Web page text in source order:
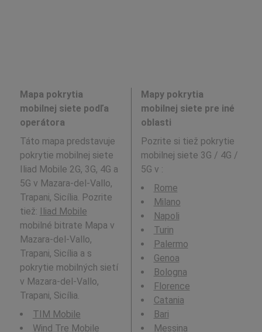
Mapa pokrytia
mobilnej siete podľa
operátora
Táto mapa predstavuje
pokrytie mobilnej siete
Iliad Mobile 2G, 3G, 4G a
5G v Mazara-del-Vallo,
Trapani, Sicília. Pozrite
tiež: Iliad Mobile
mobilné bitrate Mapa v
Mazara-del-Vallo,
Trapani, Sicília a s
pokrytie mobilných sietí
v Mazara-del-Vallo,
Trapani, Sicília.
TIM Mobile
Wind Tre Mobile
Mapy pokrytia
mobilnej siete pre iné
oblasti
Pozrite si tiež pokrytie
mobilnej siete 3G / 4G /
5G v :
Rome
Milano
Napoli
Turin
Palermo
Genoa
Bologna
Florence
Catania
Bari
Messina